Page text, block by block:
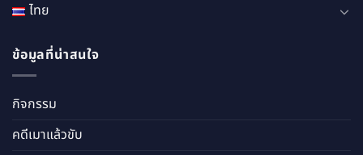
ไทย
ข้อมูลที่น่าสนใจ
กิจกรรม
คดีเมาแล้วขับ